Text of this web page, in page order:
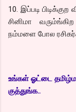
10. இப்படி
சினிமா
நம்மளை போல
உங்கள் ஓட்டை
குத்துங்க..